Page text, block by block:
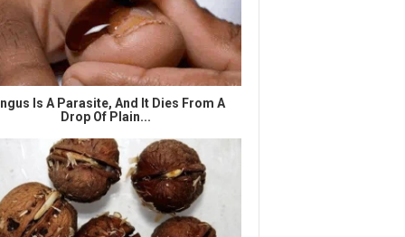
Is A Parasite, And It Dies From A
Drop Of Plain...